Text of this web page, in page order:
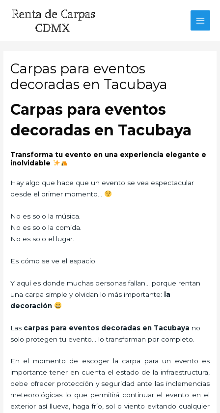
Carpas para eventos
decoradas en Tacubaya
Carpas para eventos
decoradas en Tacubaya
Transforma tu evento en una experiencia elegante e
inolvidable
Hay algo que hace que un evento se vea espectacular
desde el primer momento…
No es solo la música.
No es solo la comida.
No es solo el lugar.
Es cómo se ve el espacio.
Y aquí es donde muchas personas fallan… porque rentan
una carpa simple y olvidan lo más importante:
la
decoración
Las carpas para eventos decoradas en Tacubaya no
solo protegen tu evento… lo transforman por completo.
En el momento de escoger la carpa para un evento es
importante tener en cuenta el estado de la infraestructura,
debe ofrecer protección y seguridad ante las inclemencias
meteorológicas lo que permitirá continuar el evento en el
exterior así llueva, haga frío, sol o viento evitando cualquier